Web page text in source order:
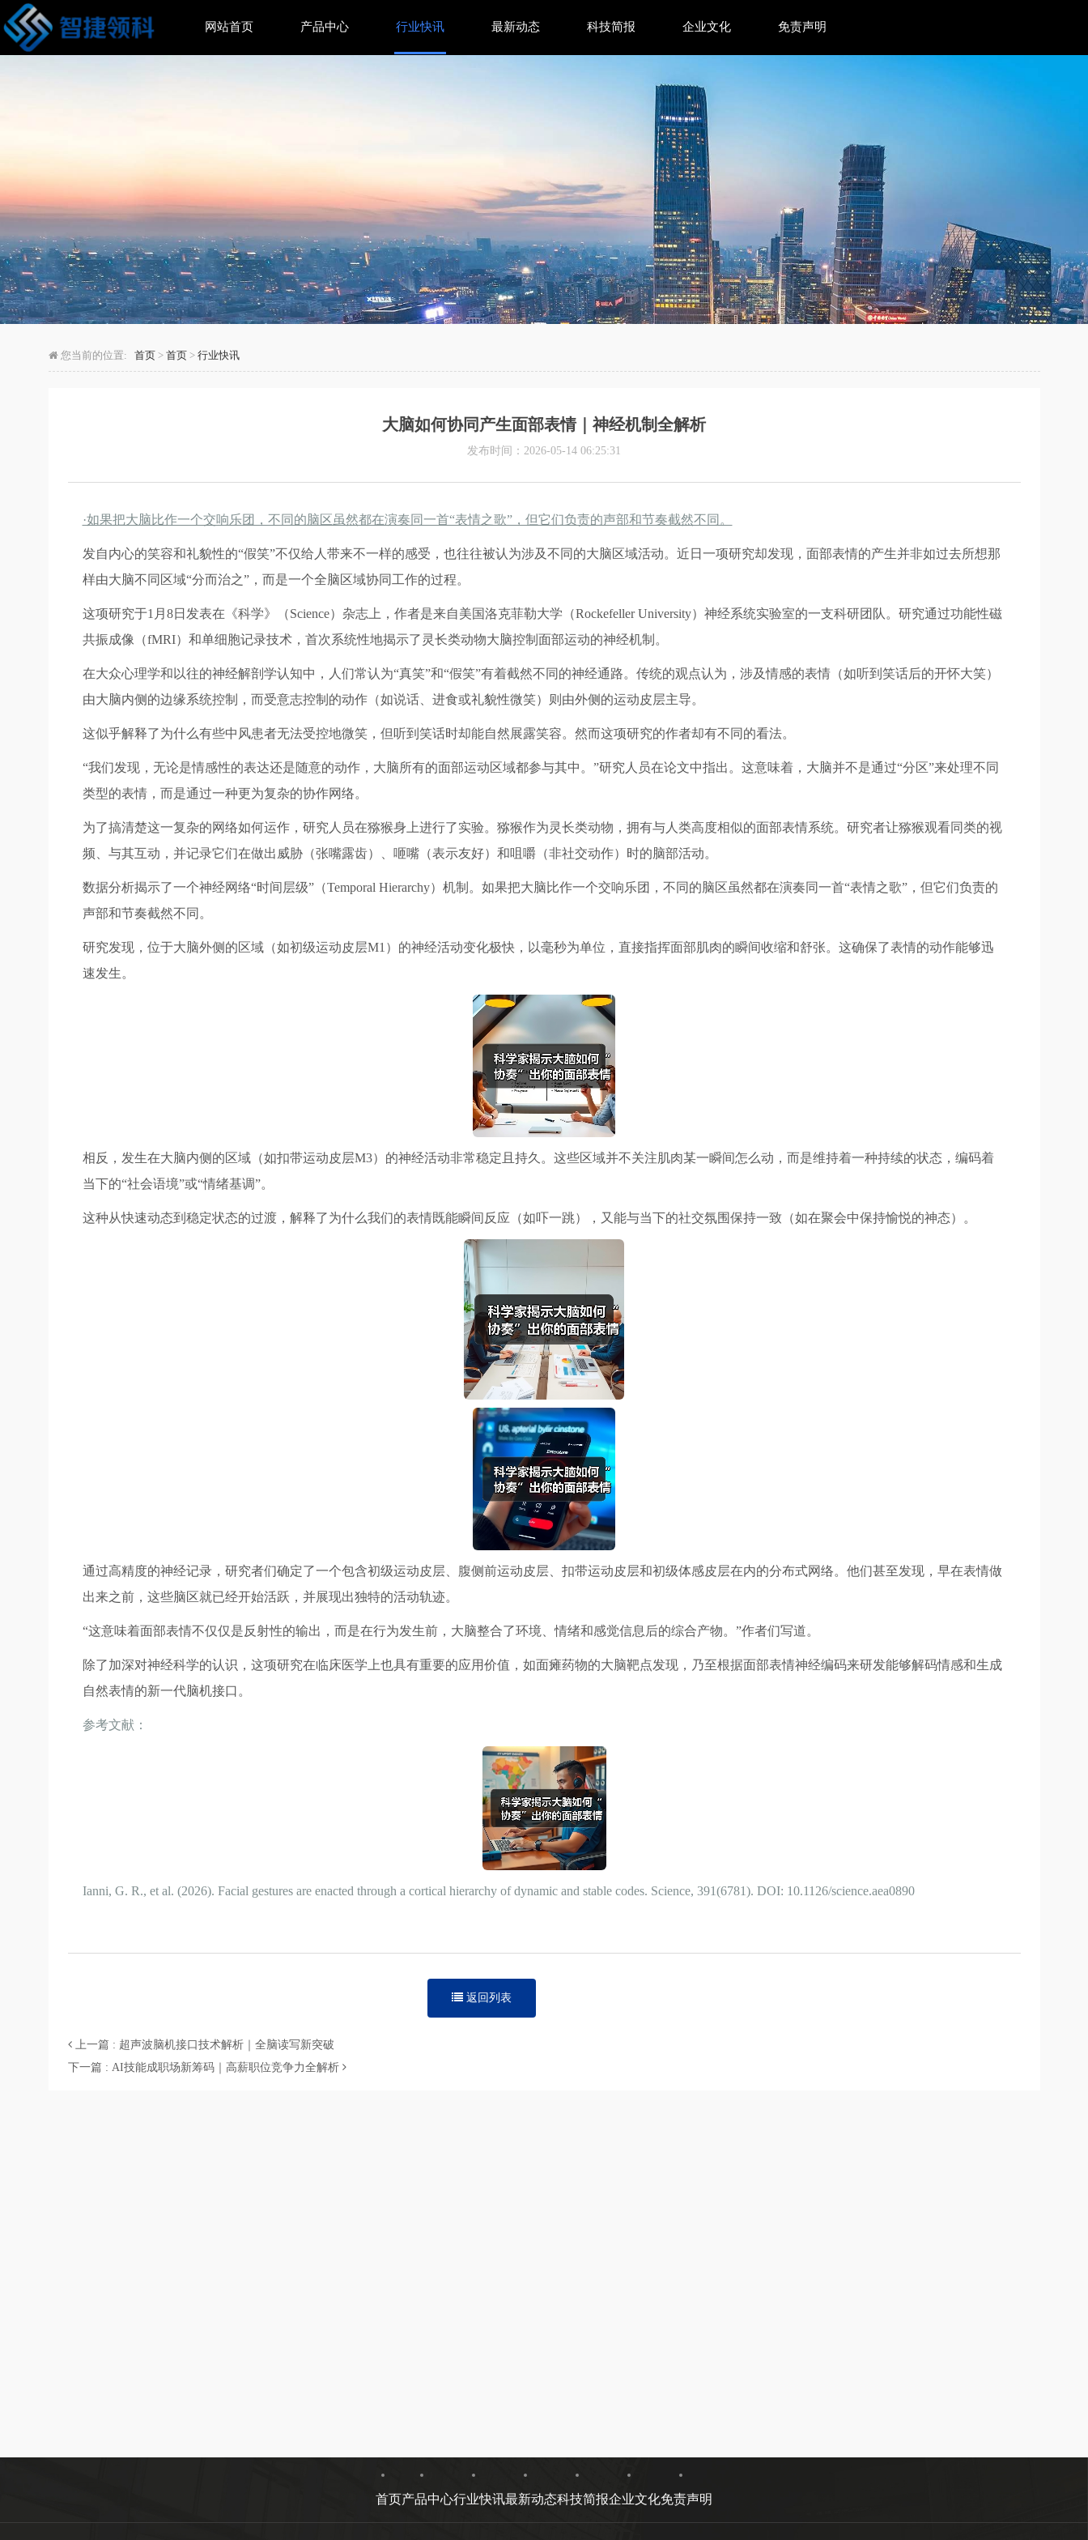
大脑如何协同产生面部表情｜神经机制全解析
网站首页 产品中心 行业快讯 最新动态 科技简报 企业文化 免责声明
您当前的位置: 首页 > 首页 > 行业快讯
大脑如何协同产生面部表情｜神经机制全解析
发布时间：2026-05-14 06:25:31
·如果把大脑比作一个交响乐团，不同的脑区虽然都在演奏同一首“表情之歌”，但它们负责的声部和节奏截然不同。
发自内心的笑容和礼貌性的“假笑”不仅给人带来不一样的感受，也往往被认为涉及不同的大脑区域活动。近日一项研究却发现，面部表情的产生并非如过去所想那
样由大脑不同区域“分而治之”，而是一个全脑区域协同工作的过程。
这项研究于1月8日发表在《科学》（Science）杂志上，作者是来自美国洛克菲勒大学（Rockefeller University）神经系统实验室的一支科研团队。研究通过功能性磁
共振成像（fMRI）和单细胞记录技术，首次系统性地揭示了灵长类动物大脑控制面部运动的神经机制。
在大众心理学和以往的神经解剖学认知中，人们常认为“真笑”和“假笑”有着截然不同的神经通路。传统的观点认为，涉及情感的表情（如听到笑话后的开怀大笑）
由大脑内侧的边缘系统控制，而受意志控制的动作（如说话、进食或礼貌性微笑）则由外侧的运动皮层主导。
这似乎解释了为什么有些中风患者无法受控地微笑，但听到笑话时却能自然展露笑容。然而这项研究的作者却有不同的看法。
“我们发现，无论是情感性的表达还是随意的动作，大脑所有的面部运动区域都参与其中。”研究人员在论文中指出。这意味着，大脑并不是通过“分区”来处理不同
类型的表情，而是通过一种更为复杂的协作网络。
为了搞清楚这一复杂的网络如何运作，研究人员在猕猴身上进行了实验。猕猴作为灵长类动物，拥有与人类高度相似的面部表情系统。研究者让猕猴观看同类的视
频、与其互动，并记录它们在做出威胁（张嘴露齿）、咂嘴（表示友好）和咀嚼（非社交动作）时的脑部活动。
数据分析揭示了一个神经网络“时间层级”（Temporal Hierarchy）机制。如果把大脑比作一个交响乐团，不同的脑区虽然都在演奏同一首“表情之歌”，但它们负责的
声部和节奏截然不同。
研究发现，位于大脑外侧的区域（如初级运动皮层M1）的神经活动变化极快，以毫秒为单位，直接指挥面部肌肉的瞬间收缩和舒张。这确保了表情的动作能够迅
速发生。
相反，发生在大脑内侧的区域（如扣带运动皮层M3）的神经活动非常稳定且持久。这些区域并不关注肌肉某一瞬间怎么动，而是维持着一种持续的状态，编码着
当下的“社会语境”或“情绪基调”。
这种从快速动态到稳定状态的过渡，解释了为什么我们的表情既能瞬间反应（如吓一跳），又能与当下的社交氛围保持一致（如在聚会中保持愉悦的神态）。
通过高精度的神经记录，研究者们确定了一个包含初级运动皮层、腹侧前运动皮层、扣带运动皮层和初级体感皮层在内的分布式网络。他们甚至发现，早在表情做
出来之前，这些脑区就已经开始活跃，并展现出独特的活动轨迹。
“这意味着面部表情不仅仅是反射性的输出，而是在行为发生前，大脑整合了环境、情绪和感觉信息后的综合产物。”作者们写道。
除了加深对神经科学的认识，这项研究在临床医学上也具有重要的应用价值，如面瘫药物的大脑靶点发现，乃至根据面部表情神经编码来研发能够解码情感和生成
自然表情的新一代脑机接口。
参考文献：
Ianni, G. R., et al. (2026). Facial gestures are enacted through a cortical hierarchy of dynamic and stable codes. Science, 391(6781). DOI: 10.1126/science.aea0890
返回列表
上一篇 : 超声波脑机接口技术解析｜全脑读写新突破
下一篇 : AI技能成职场新筹码｜高薪职位竞争力全解析
首页产品中心行业快讯最新动态科技简报企业文化免责声明